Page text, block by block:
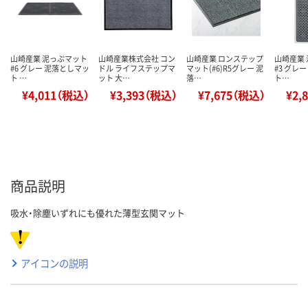
山崎産業 泥っぷマット
#6 グレー 泥落としマッ
ト …
¥4,011（税込）
山崎産業株式会社 コン
ドル ライフステップマ
ット 大…
¥3,393（税込）
山崎産業 ロンステップ
マット(#6)R5グレー 泥
落…
¥7,675（税込）
山崎産業
#3 グレ
ト…
商品説明
吸水・除塵いずれにも優れた薄型玄関マット
アイコンの説明